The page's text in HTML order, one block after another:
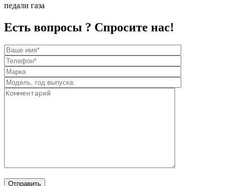
педали газа
Есть вопросы ? Спросите нас!